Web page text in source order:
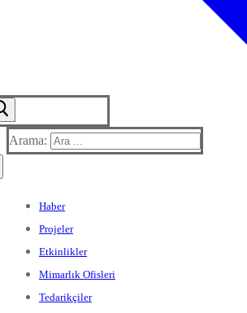
Arama:
Haber
Projeler
Etkinlikler
Mimarlık Ofisleri
Tedarikçiler